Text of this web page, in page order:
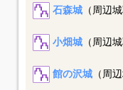
石森城（周辺城
小畑城（周辺城
館の沢城（周辺